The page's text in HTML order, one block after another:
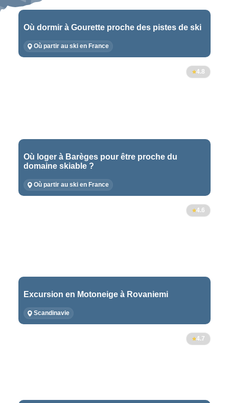
Où dormir à Gourette proche des pistes de ski
Où partir au ski en France
4.8
Où loger à Barèges pour être proche du
domaine skiable ?
Où partir au ski en France
4.6
Excursion en Motoneige à Rovaniemi
Scandinavie
4.7